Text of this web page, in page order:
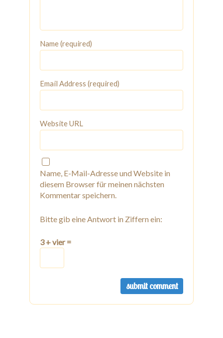
Name (required)
Email Address (required)
Website URL
Name, E-Mail-Adresse und Website in
diesem Browser für meinen nächsten
Kommentar speichern.
Bitte gib eine Antwort in Ziffern ein:
3 + vier =